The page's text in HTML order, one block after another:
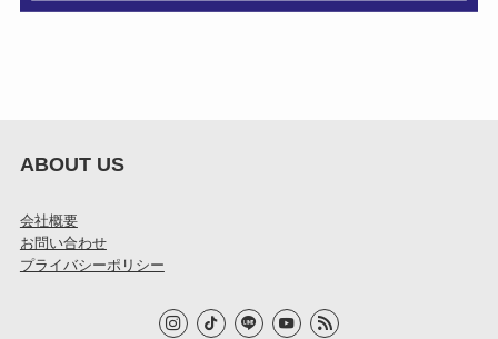
ABOUT US
会社概要
お問い合わせ
プライバシーポリシー